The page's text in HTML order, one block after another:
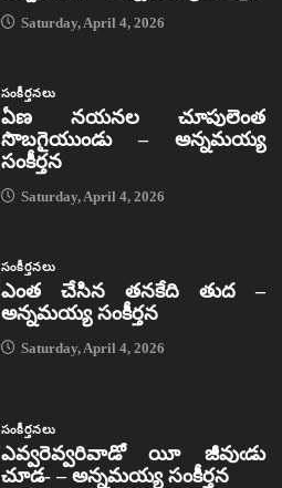
Saturday, April 4, 2026
సంకీర్తనలు
ఏణ నయనల చూపులెంత
సొబగైయుండు – అన్నమయ్య
సంకీర్తన
Saturday, April 4, 2026
సంకీర్తనలు
ఎంత చేసిన తనకేది తుద –
అన్నమయ్య సంకీర్తన
Saturday, April 4, 2026
సంకీర్తనలు
ఎవ్వరెవ్వరివాడో యీ జీవుఁడు
చూడ- – అన్నమయ్య సంకీర్తన